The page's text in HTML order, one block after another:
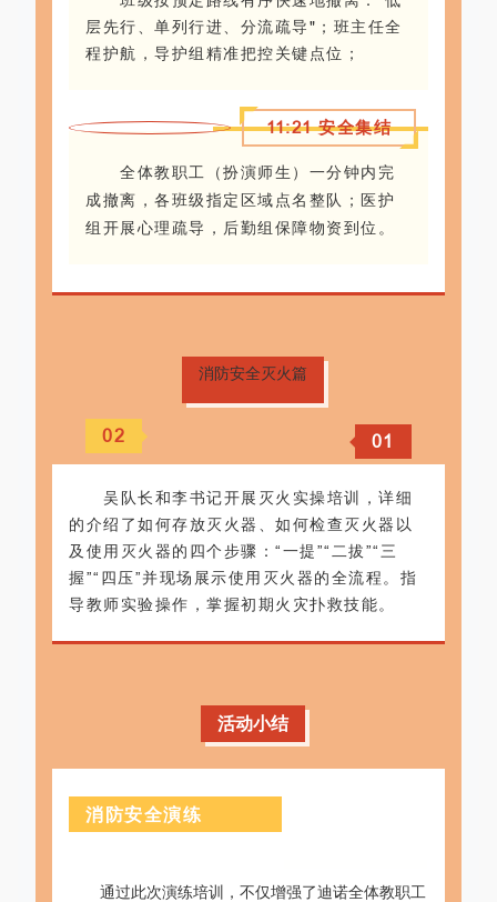
层先行、单列行进、分流疏导"；班主任全
程护航，导护组精准把控关键点位；
11:21 安全集结
全体教职工（扮演师生）一分钟内完
成撤离，各班级指定区域点名整队；医护
组开展心理疏导，后勤组保障物资到位。
消防安全灭火篇
01
02
吴队长和李书记开展灭火实操培训，详细
的介绍了如何存放灭火器、如何检查灭火器以
及使用灭火器的四个步骤：“一提”“二拔”“三
握”“四压”并现场展示使用灭火器的全流程。指
导教师实验操作，掌握初期火灾扑救技能。
活动小结
消防安全演练
通过此次演练培训，不仅增强了迪诺全体教职工